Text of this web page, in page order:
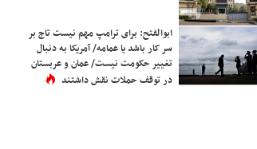
ابوالفتح: برای ترامپ مهم نیست تاج بر
سر کار باشد یا عمامه/ آمریکا به دنبال
تغییر حکومت نیست/ عمان و عربستان
در توقف حملات نقش داشتند